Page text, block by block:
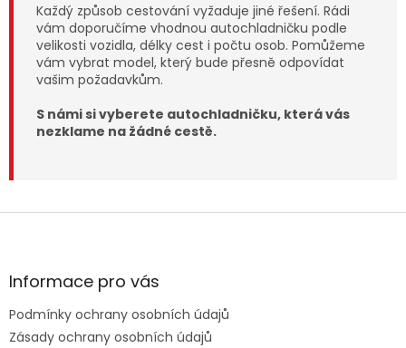
Každý způsob cestování vyžaduje jiné řešení. Rádi
vám doporučíme vhodnou autochladničku podle
velikosti vozidla, délky cest i počtu osob. Pomůžeme
vám vybrat model, který bude přesně odpovídat
vašim požadavkům.
S námi si vyberete autochladničku, která vás
nezklame na žádné cestě.
Z
aInformace pro vás
Podmínky ochrany osobních údajů
Zásady ochrany osobních údajů